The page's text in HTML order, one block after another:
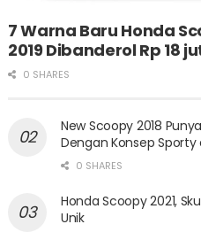
7 Warna Baru Honda
2019 Dibanderol Rp 18
0 SHARES
New Scoopy 2018
Dengan Konsep Sporty
0 SHARES
Honda Scoopy 2021,
Unik